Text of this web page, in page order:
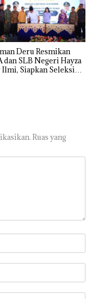
Deru Resmikan
dan SLB Negeri Hayza
Siapkan Seleksi
Ruas yang